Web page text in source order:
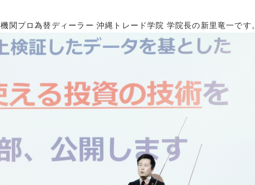
関プロ為替ディーラー 沖縄トレード学院 学院長の新里竜一です。